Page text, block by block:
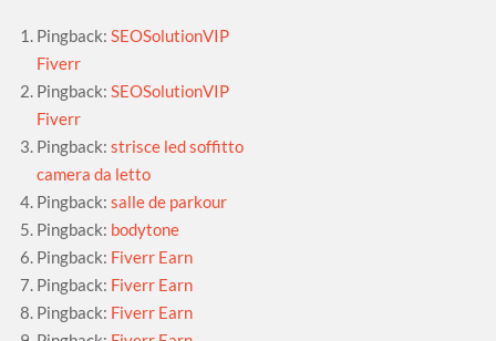
Pingback:SEOSolutionVIP
Fiverr
Pingback:SEOSolutionVIP
Fiverr
Pingback:strisce led soffitto
camera da letto
Pingback:salle de parkour
Pingback: bodytone
Pingback: Fiverr Earn
Pingback: Fiverr Earn
Pingback: Fiverr Earn